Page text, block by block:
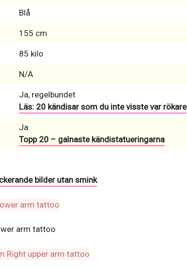
Blå
155 cm
85 kilo
N/A
Ja, regelbundet
Läs: 20 kändisar som du inte visste var rökare
Ja
Topp 20 – galnaste kändistatueringarna
bilder utan smink
arm tattoo